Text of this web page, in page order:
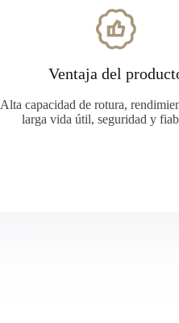
Ventaja del
Alta capacidad de rotura,
larga vida útil, seguridad y